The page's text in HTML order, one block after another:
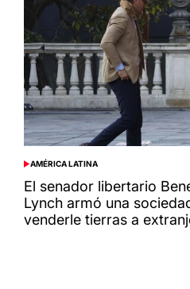
POSTED
IN
AMÉRICA LATINA
El senador libertario
Lynch armó una
venderle tierras a